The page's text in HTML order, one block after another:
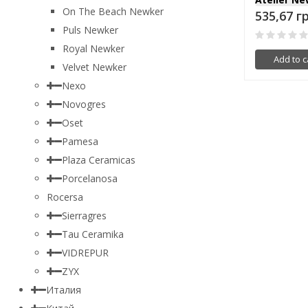
535,67
Add to
On The Beach Newker
Puls Newker
Royal Newker
Velvet Newker
Nexo
Novogres
Oset
Pamesa
Plaza Ceramicas
Porcelanosa
Rocersa
Sierragres
Tau Ceramika
VIDREPUR
ZYX
Италия